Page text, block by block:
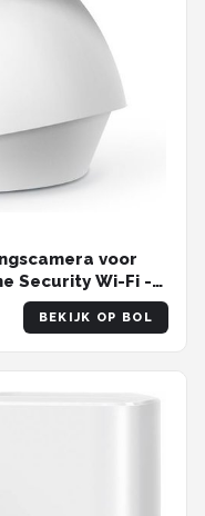
voor
Security Wi-Fi -
BEKIJK OP BOL